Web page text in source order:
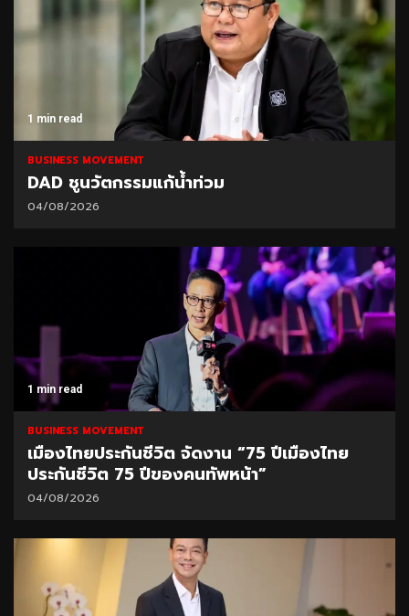
1 min read
BUSINESS MOVEMENT
DAD ชูนวัตกรรมแก้น้ำท่วม
04/08/2026
1 min read
BUSINESS MOVEMENT
เมืองไทยประกันชีวิต จัดงาน “75 ปีเมืองไทย
ประกันชีวิต 75 ปีของคนทัพหน้า”
04/08/2026